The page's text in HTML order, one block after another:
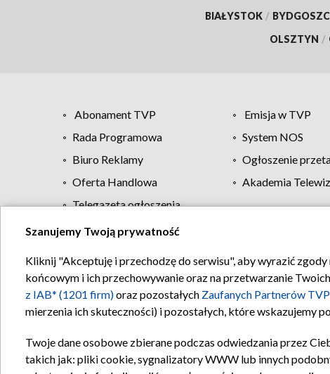
BIAŁYSTOK /
OLSZTYN /
Abonament TVP Emisja w TVP
Rada Programowa
System NOS
Biuro Reklamy
Ogłoszenie
Oferta Handlowa
Akademia
Telegazeta ogłoszenia
Regulamin TVP
Szanujemy Twoją prywatność
Kliknij "Akceptuję i przechodzę do serwisu", aby wyrazić
końcowym i ich przechowywanie oraz na przetwarzanie
z IAB* (1201 firm)oraz pozostałych Zaufanych Partnerów
mierzenia ich skuteczności) i pozostałych, które wskazujemy
Twoje dane osobowe zbierane podczas odwiedzania przez
takich jak: pliki cookie, sygnalizatory WWW lub innych